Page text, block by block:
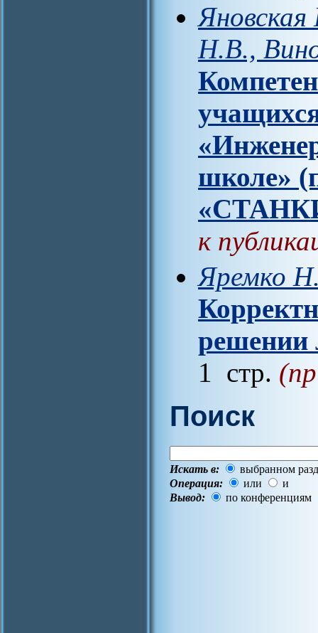
Н.В.,
школе»
к
Яремко
решении
1 стр.
Поиск
Искать в:
выбранном
Операция:
или
и
Вывод:
по конференциям